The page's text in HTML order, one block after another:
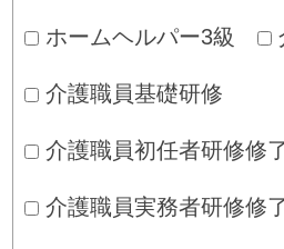
ホームヘルパー3級
介護職員基礎研修
介護職員初任者研修修
介護職員実務者研修修